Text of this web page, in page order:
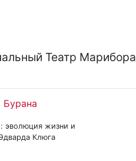
Театр Марибора
эволюция жизни и
Клюга